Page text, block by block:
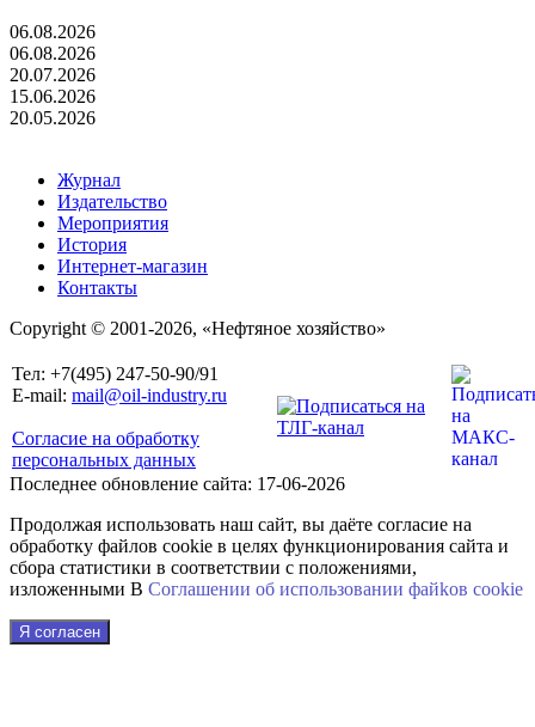
06.08.2026
06.08.2026
20.07.2026
15.06.2026
20.05.2026
Журнал
Издательство
Мероприятия
История
Интернет-магазин
Контакты
Copyright © 2001-2026, «Нефтяное хозяйство»
Тел: +7(495) 247-50-90/91
E-mail: mail@oil-industry.ru
Согласие на обработку
персональных данных
Последнее обновление сайта: 17-06-2026
Продолжая использовать наш сайт, вы даёте согласие на
обработку файлов cookie в целях функционирования сайта и
сбора статистики в соответствии с положениями,
изложенными В Соглашении об использовании файkов cookie
Я согласен